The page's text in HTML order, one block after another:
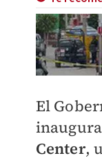
El
Center,